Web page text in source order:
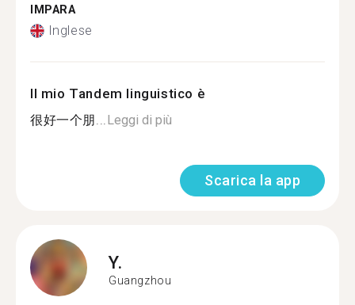
IMPARA
Inglese
Il mio Tandem linguistico è
很好一个朋...Leggi di più
Scarica la app
Y.
Guangzhou